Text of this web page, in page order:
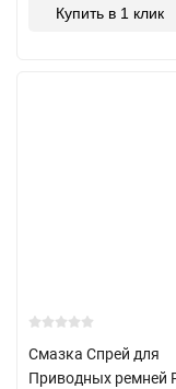
Купить в 1 клик
Смазка Спрей для
Приводных ремней